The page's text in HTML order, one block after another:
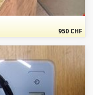
950 CHF